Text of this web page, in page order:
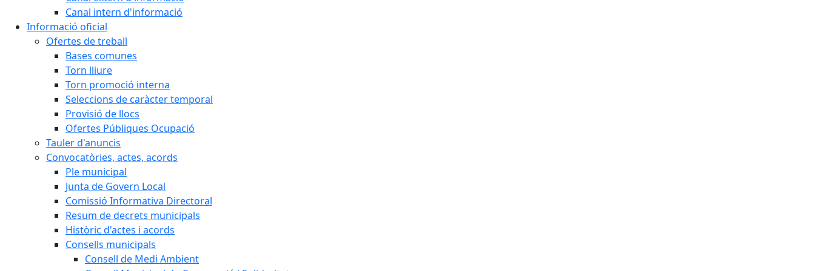
Canal intern d'informació
Informació oficial
Ofertes de treball
Bases comunes
Torn lliure
Torn promoció interna
Seleccions de caràcter temporal
Provisió de llocs
Ofertes Públiques Ocupació
Tauler d'anuncis
Convocatòries, actes, acords
Ple municipal
Junta de Govern Local
Comissió Informativa Directoral
Resum de decrets municipals
Històric d'actes i acords
Consells municipals
Consell de Medi Ambient